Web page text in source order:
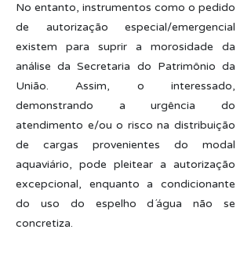
No entanto, instrumentos como o pedido
de autorização especial/emergencial
existem para suprir a morosidade da
análise da Secretaria do Patrimônio da
União. Assim, o interessado,
demonstrando a urgência do
atendimento e/ou o risco na distribuição
de cargas provenientes do modal
aquaviário, pode pleitear a autorização
excepcional, enquanto a condicionante
do uso do espelho d´água não se
concretiza.